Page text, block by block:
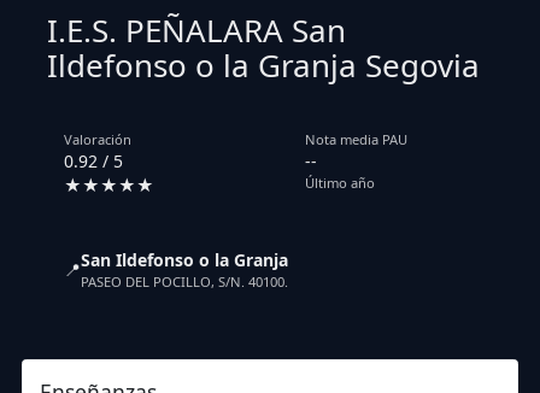
I.E.S. PEÑALARA San
Ildefonso o la Granja Segovia
Valoración
0.92 / 5
★★★★★
Nota media PAU
--
Último año
📍San Ildefonso o la Granja
PASEO DEL POCILLO, S/N. 40100.